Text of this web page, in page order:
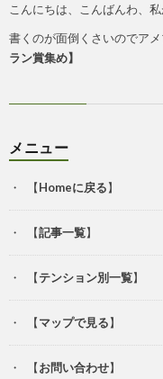
こんにちは、こんばんわ、私
書くのが面倒くさいのでア
ラン賞集め】
メニュー
【Homeに戻る】
【記事一覧】
【テンション別一覧】
【マップで見る】
【お問い合わせ】